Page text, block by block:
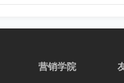
营销学院